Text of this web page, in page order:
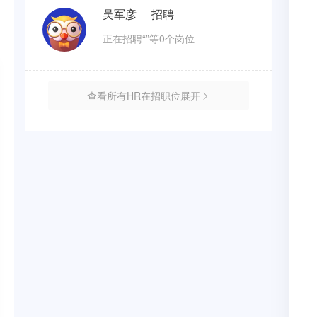
吴军彦 招聘
正在招聘“”等0个岗位
查看所有HR在招职位展开